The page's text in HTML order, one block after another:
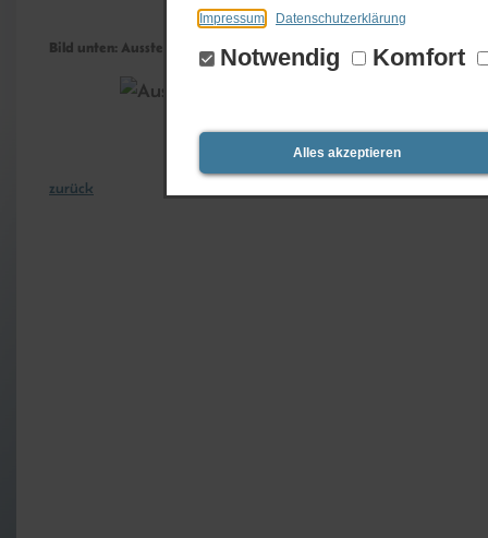
Impressum Datenschutzerklärung
Notwendig Komfort
Alles akzeptieren
Bild unten: Ausstellungshalle Ottleben -hier jählich stattfindende
zurück